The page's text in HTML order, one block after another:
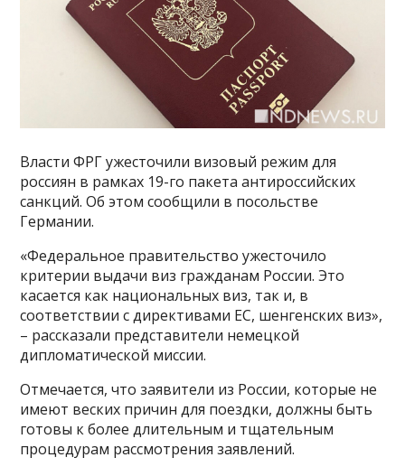
Власти ФРГ ужесточили визовый режим для
россиян в рамках 19-го пакета антироссийских
санкций. Об этом сообщили в посольстве
Германии.
«Федеральное правительство ужесточило
критерии выдачи виз гражданам России. Это
касается как национальных виз, так и, в
соответствии с директивами ЕС, шенгенских виз»,
– рассказали представители немецкой
дипломатической миссии.
Отмечается, что заявители из России, которые не
имеют веских причин для поездки, должны быть
готовы к более длительным и тщательным
процедурам рассмотрения заявлений.